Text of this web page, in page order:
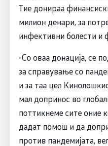
Тие донираа
милион денари, за
инфективни болести и
-Со оваа донација, се
за справување со
и за таа цел
мал допринос во
поттикнеме сите оние
дадат помош и да
против пандемијата,